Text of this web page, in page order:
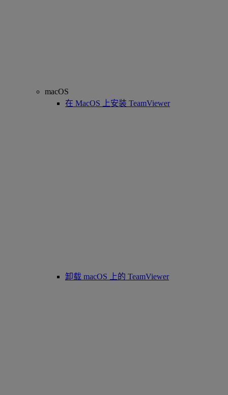
macOS
在 MacOS 上安装 TeamViewer
卸载 macOS 上的 TeamViewer